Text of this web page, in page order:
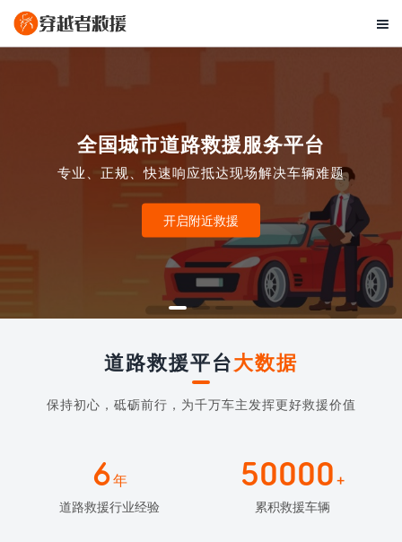

全国城市道路救援服务平台
专业、正规、快速响应抵达现场解决车辆难题
开启附近救援
道路救援平台大数据
保持初心，砥砺前行，为千万车主发挥更好救援价值
6年
道路救援行业经验
50000 +
累积救援车辆